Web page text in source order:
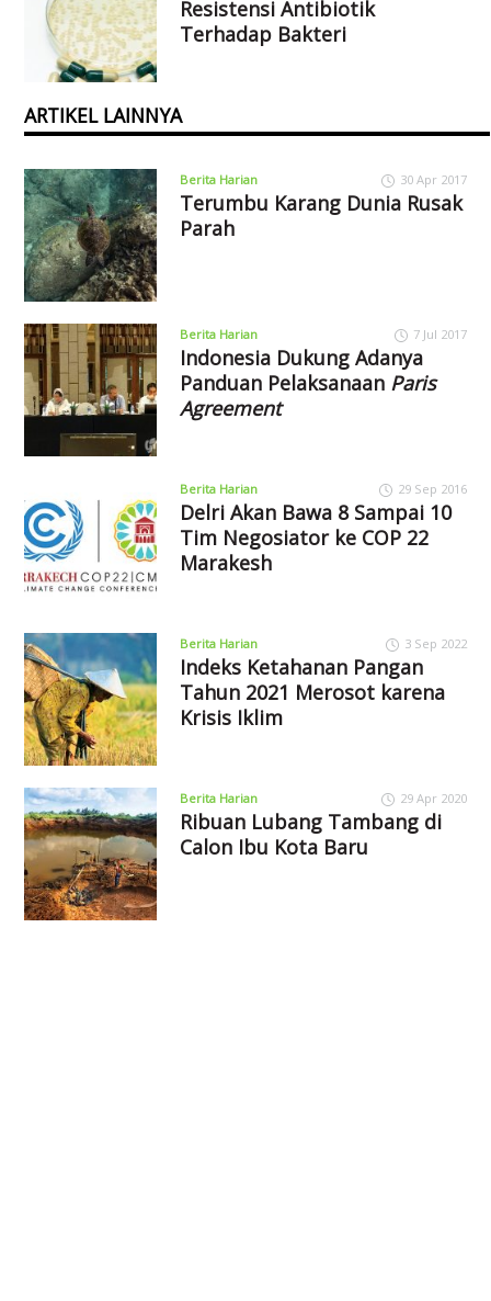
Resistensi Antibiotik
Terhadap Bakteri
ARTIKEL LAINNYA
Berita Harian 30 Apr 2017
Terumbu Karang Dunia Rusak
Parah
Berita Harian 7 Jul 2017
Indonesia Dukung Adanya
Panduan Pelaksanaan Paris
Agreement
Berita Harian 29 Sep 2016
Delri Akan Bawa 8 Sampai 10
Tim Negosiator ke COP 22
Marakesh
Berita Harian 3 Sep 2022
Indeks Ketahanan Pangan
Tahun 2021 Merosot karena
Krisis Iklim
Berita Harian 29 Apr 2020
Ribuan Lubang Tambang di
Calon Ibu Kota Baru